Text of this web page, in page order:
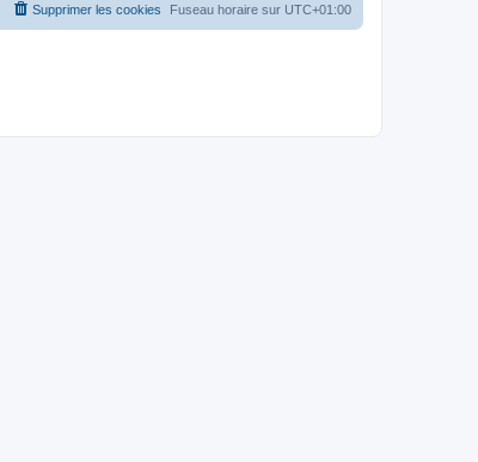
Fuseau horaire sur UTC+01:00
Supprimer les cookies